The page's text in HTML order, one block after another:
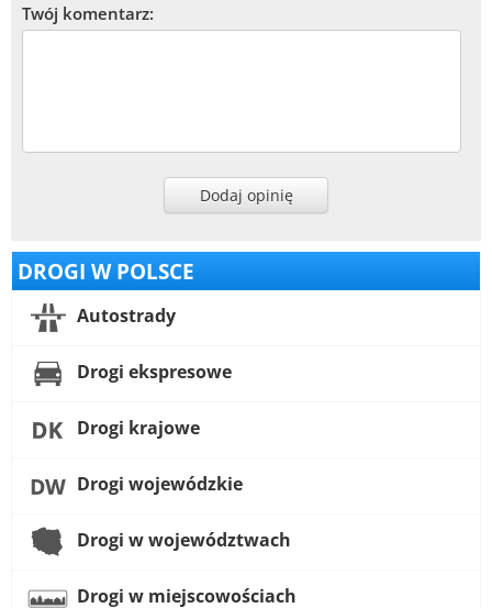
Twój komentarz:
Dodaj opinię
DROGI W POLSCE
Autostrady
Drogi ekspresowe
Drogi krajowe
Drogi wojewódzkie
Drogi w województwach
Drogi w miejscowościach